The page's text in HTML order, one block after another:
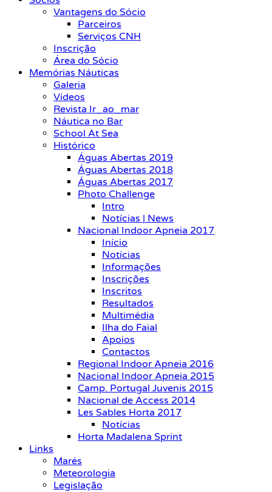
Vantagens do Sócio
Parceiros
Serviços CNH
Inscrição
Área do Sócio
Memórias Náuticas
Galeria
Vídeos
Revista Ir_ao_mar
Náutica no Bar
School At Sea
Histórico
Águas Abertas 2019
Águas Abertas 2018
Águas Abertas 2017
Photo Challenge
Intro
Notícias | News
Nacional Indoor Apneia 2017
Início
Notícias
Informações
Inscrições
Inscritos
Resultados
Multimédia
Ilha do Faial
Apoios
Contactos
Regional Indoor Apneia 2016
Nacional Indoor Apneia 2015
Camp. Portugal Juvenis 2015
Nacional de Access 2014
Les Sables Horta 2017
Notícias
Horta Madalena Sprint
Links
Marés
Meteorologia
Legislação